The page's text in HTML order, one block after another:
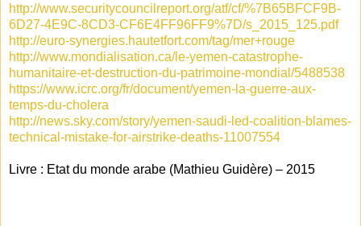
http://www.securitycouncilreport.org/atf/cf/%7B65BFCF9B-
6D27-4E9C-8CD3-CF6E4FF96FF9%7D/s_2015_125.pdf
http://euro-synergies.hautetfort.com/tag/mer+rouge
http://www.mondialisation.ca/le-yemen-catastrophe-
humanitaire-et-destruction-du-patrimoine-mondial/5488538
https://www.icrc.org/fr/document/yemen-la-guerre-aux-
temps-du-cholera
http://news.sky.com/story/yemen-saudi-led-coalition-blames-
technical-mistake-for-airstrike-deaths-11007554
Livre : Etat du monde arabe (Mathieu Guidère) – 2015